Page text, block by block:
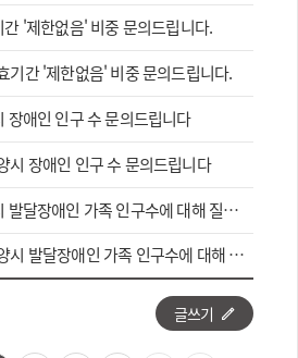
'제한없음' 비중 문의드립니다.
기간 '제한없음' 비중 문의드립니다.
장애인 인구 수 문의드립니다
시 장애인 인구 수 문의드립니다
경기도 고양시 발달장애인 가족 인구수에 대해 질문드립니다.
발달장애인 가족 인구수에 대해 질문드립니다.
글쓰기